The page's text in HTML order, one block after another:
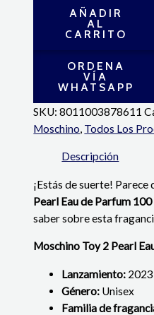
AÑADIR
AL
CARRITO
ORDENA
VÍA
WHATSAPP
SKU:8011003878611
Moschino, Todos Los
Descripción
¡Estás de suerte! Parece
Pearl Eau de Parfum
saber sobre esta
Moschino Toy 2 Pearl
Lanzamiento: 2023
Género: Unisex
Familia de